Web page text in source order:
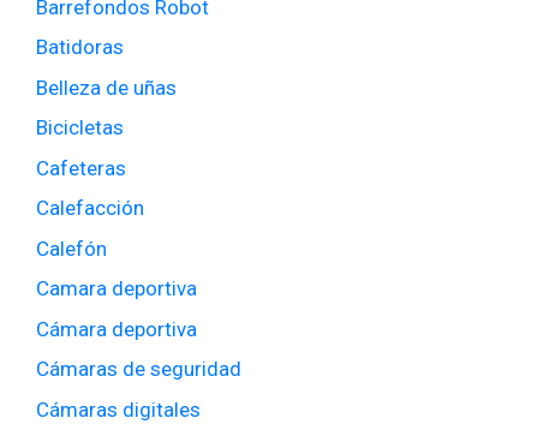
Barrefondos Robot
Batidoras
Belleza de uñas
Bicicletas
Cafeteras
Calefacción
Calefón
Camara deportiva
Cámara deportiva
Cámaras de seguridad
Cámaras digitales